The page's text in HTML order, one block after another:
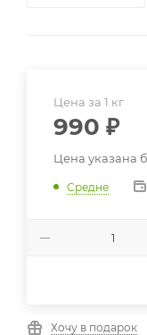
Цена за 1 кг
990 ₽
Цена указана
Средне
Хочу в подарок